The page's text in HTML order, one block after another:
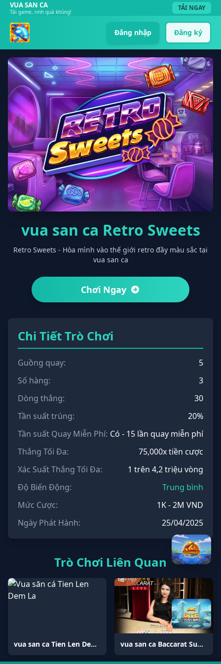
VUA SAN CA
Tải game, rinh quà khủng! TẢI NGAY
Đăng nhập Đăng ký
vua san ca Retro Sweets
Retro Sweets - Hòa mình vào thế giới retro đầy màu sắc tại
vua san ca
Chơi Ngay
Chi Tiết Trò Chơi
Guồng quay:
5
Số hàng:
3
Dòng thắng:
30
Tần suất trúng:
20%
Tần suất Quay Miễn Phí: Có - 15 lần quay miễn phí
Thắng Tối Đa:
75,000x tiền cược
Xác Suất Thắng Tối Đa:
1 trên 4,2 triệu vòng
Độ Biến Động:
Trung bình
Mức Cược:
1K - 2M VND
Ngày Phát Hành:
25/04/2025
Trò Chơi Liên Quan
vua san ca Tien Len Dem La vua san ca Baccarat Super 6